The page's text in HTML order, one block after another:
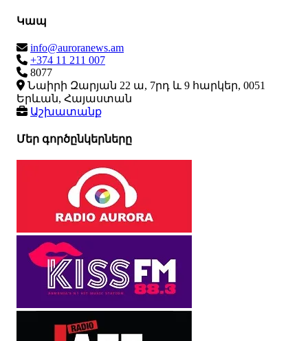
Կապ
info@auroranews.am
+374 11 211 007
8077
Նաիրի Զարյան 22 ա, 7րդ և 9 հարկեր, 0051
Երևան, Հայաստան
Աշխատանք
Մեր գործընկերները